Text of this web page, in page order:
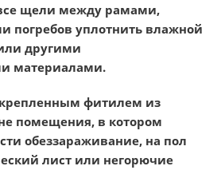
щели между рамами,
погребов уплотнить влажной
другими
материалами.
фитилем из
помещения, в котором
обеззараживание, на пол
лист или негорючие